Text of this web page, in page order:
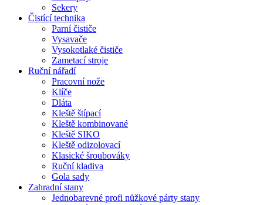
Sekery
Čistící technika
Parní čističe
Vysavače
Vysokotlaké čističe
Zametací stroje
Ruční nářadí
Pracovní nože
Klíče
Dláta
Kleště štípací
Kleště kombinované
Kleště SIKO
Kleště odizolovací
Klasické šroubováky
Ruční kladiva
Gola sady
Zahradní stany
Jednobarevné profi nůžkové párty stany